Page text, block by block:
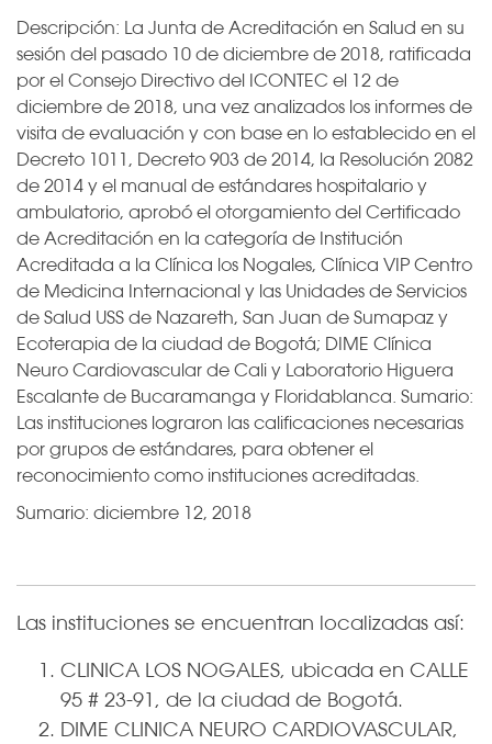
Descripción: La Junta de Acreditación en Salud en su
sesión del pasado 10 de diciembre de 2018, ratificada
por el Consejo Directivo del ICONTEC el 12 de
diciembre de 2018, una vez analizados los informes de
visita de evaluación y con base en lo establecido en el
Decreto 1011, Decreto 903 de 2014, la Resolución 2082
de 2014 y el manual de estándares hospitalario y
ambulatorio, aprobó el otorgamiento del Certificado
de Acreditación en la categoría de Institución
Acreditada a la Clínica los Nogales, Clínica VIP Centro
de Medicina Internacional y las Unidades de Servicios
de Salud USS de Nazareth, San Juan de Sumapaz y
Ecoterapia de la ciudad de Bogotá; DIME Clínica
Neuro Cardiovascular de Cali y Laboratorio Higuera
Escalante de Bucaramanga y Floridablanca. Sumario:
Las instituciones lograron las calificaciones necesarias
por grupos de estándares, para obtener el
reconocimiento como instituciones acreditadas.
Sumario: diciembre 12, 2018
Las instituciones se encuentran localizadas así:
CLINICA LOS NOGALES, ubicada en CALLE
95 # 23-91, de la ciudad de Bogotá.
DIME CLINICA NEURO CARDIOVASCULAR,